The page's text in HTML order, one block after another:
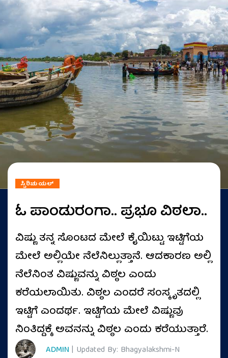
ಸ್ಪಿರಿಚುಯಲ್
ಓ ಪಾಂಡುರಂಗಾ.. ಪ್ರಭೂ ವಿಠಲಾ..
ವಿಷ್ಣು ತನ್ನ ಸೊಂಟದ ಮೇಲೆ ಕೈಯಿಟ್ಟು ಇಟ್ಟಿಗೆಯ
ಮೇಲೆ ಅಲ್ಲಿಯೇ ನೆಲೆನಿಲ್ಲುತ್ತಾನೆ. ಆದಕಾರಣ ಅಲ್ಲಿ
ನೆಲೆನಿಂತ ವಿಷ್ಣುವನ್ನು ವಿಠ್ಠಲ ಎಂದು
ಕರೆಯಲಾಯಿತು. ವಿಠ್ಠಲ ಎಂದರೆ ಸಂಸ್ಕೃತದಲ್ಲಿ
ಇಟ್ಟಿಗೆ ಎಂದರ್ಥ. ಇಟ್ಟಿಗೆಯ ಮೇಲೆ ವಿಷ್ಣುವು
ನಿಂತಿದ್ದಕ್ಕೆ ಅವನನ್ನು ವಿಠ್ಠಲ ಎಂದು ಕರೆಯುತ್ತಾರೆ.
ADMIN | Updated By: Bhagyalakshmi-N